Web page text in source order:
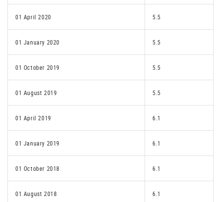
01 April 2020 5.5
01 January 2020 5.5
01 October 2019 5.5
01 August 2019 5.5
01 April 2019 6.1
01 January 2019 6.1
01 October 2018 6.1
01 August 2018 6.1